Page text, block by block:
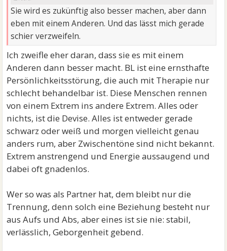
Sie wird es zukünftig also besser machen, aber dann
eben mit einem Anderen. Und das lässt mich gerade
schier verzweifeln.
Ich zweifle eher daran, dass sie es mit einem
Anderen dann besser macht. BL ist eine ernsthafte
Persönlichkeitsstörung, die auch mit Therapie nur
schlecht behandelbar ist. Diese Menschen rennen
von einem Extrem ins andere Extrem. Alles oder
nichts, ist die Devise. Alles ist entweder gerade
schwarz oder weiß und morgen vielleicht genau
anders rum, aber Zwischentöne sind nicht bekannt.
Extrem anstrengend und Energie aussaugend und
dabei oft gnadenlos.
Wer so was als Partner hat, dem bleibt nur die
Trennung, denn solch eine Beziehung besteht nur
aus Aufs und Abs, aber eines ist sie nie: stabil,
verlässlich, Geborgenheit gebend.